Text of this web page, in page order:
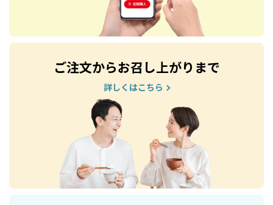
ご注文からお召し上がりまで
詳しくはこちら